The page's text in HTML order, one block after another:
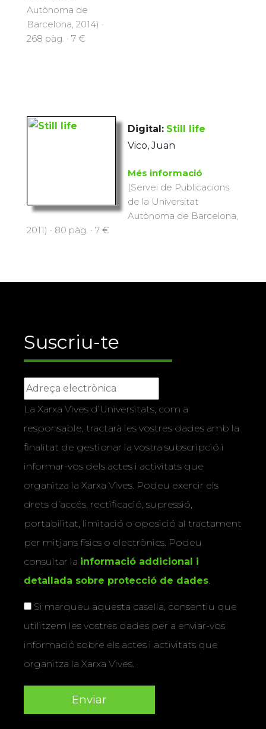
Autònoma de
Barcelona, 2014) ·
268 pàg. · 7 €
Digital: Still life
Vico, Juan
Més informació
(Servei de Publicacions
de la Universitat
Autònoma de Barcelona,
2011) · 80 pàg. · 7 €
Suscriu-te
La Xarxa Vives d’Universitats, com a
responsable, tractarà les vostres dades amb la
finalitat de gestionar la vostra subscripció i
informar-vos dels actes i activitats que
organitza la Xarxa Vives. Podeu exercir els
drets d’accés, rectificació, supressió,
portabilitat, limitació o oposició al tractament
per mitjans físics o electrònics. Podeu
consultar la informació addicional i
detallada sobre protecció de dades.
Si marqueu aquesta casella, consentiu que
utilitzem les vostres dades per a enviar-vos
informació sobre els actes i activitats que
organitza la Xarxa Vives.